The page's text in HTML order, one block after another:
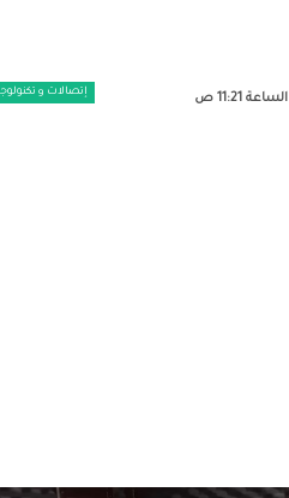
إتصالات و